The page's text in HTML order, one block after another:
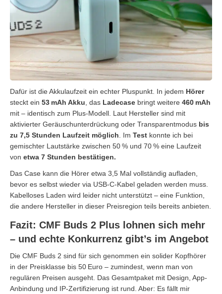
Dafür ist die Akkulaufzeit ein echter Pluspunkt. In jedem Hörer
steckt ein 53 mAh Akku , das Ladecase bringt weitere 460 mAh
mit – identisch zum Plus-Modell. Laut Hersteller sind mit
aktivierter Geräuschunterdrückung oder Transparentmodus bis
zu 7,5 Stunden Laufzeit möglich . Im Test konnte ich bei
gemischter Lautstärke zwischen 50 % und 70 % eine Laufzeit
von etwa 7 Stunden bestätigen.
Das Case kann die Hörer etwa 3,5 Mal vollständig aufladen,
bevor es selbst wieder via USB-C-Kabel geladen werden muss.
Kabelloses Laden wird leider nicht unterstützt – eine Funktion,
die andere Hersteller in dieser Preisregion teils bereits anbieten.
Fazit: CMF Buds 2 Plus lohnen sich mehr
– und echte Konkurrenz gibt’s im Angebot
Die CMF Buds 2 sind für sich genommen ein solider Kopfhörer
in der Preisklasse bis 50 Euro – zumindest, wenn man von
regulären Preisen ausgeht. Das Gesamtpaket mit Design, App-
Anbindung und IP-Zertifizierung ist rund. Aber: Es fällt mir